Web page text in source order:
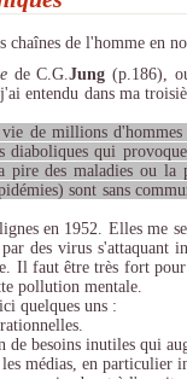
de C.G.Jung (p.186),
entendu dans ma
de millions
diaboliques qui
pire des maladies ou la
sont sans
en 1952. Elles me
des virus s'attaquant
Il faut être très fort
pollution mentale.
quelques uns :
besoins inutiles qui
médias, en particulier